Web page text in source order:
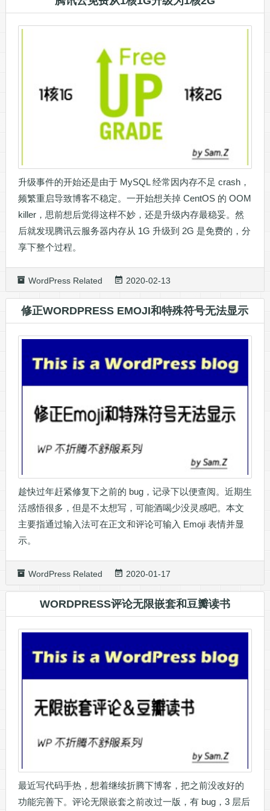
升级事件的开始还是由于 MySQL 经常因内存不足 crash，
频繁重启导致博客不稳定。一开始想关掉 CentOS 的 OOM
killer，思前想后觉得这样不妙，还是升级内存最稳妥。然
后就发现腾讯云服务器内存从 1G 升级到 2G 是免费的，分
享下整个过程。
WordPress Related 2020-02-13
修正WORDPRESS EMOJI和特殊符号无法显示
趁快过年赶紧修复下之前的 bug，记录下以便查阅。近期生
活感悟很多，但是不太想写，可能酒喝少没灵感吧。本文
主要指通过输入法可在正文和评论可输入 Emoji 表情并显
示。
WordPress Related 2020-01-17
WORDPRESS评论无限嵌套和豆瓣读书
最近写代码手热，想着继续折腾下博客，把之前没改好的
功能完善下。评论无限嵌套之前改过一版，有 bug，3 层后